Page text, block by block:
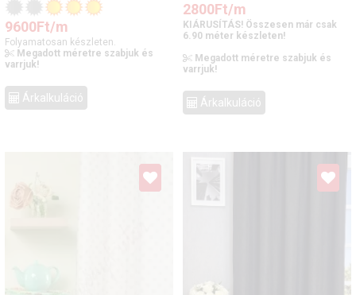
9600Ft/m
Folyamatosan készleten.
Megadott méretre szabjuk és
varrjuk!
Árkalkuláció
2800Ft/m
KIÁRUSÍTÁS! Összesen már csak
6.90 méter készleten!
Megadott méretre szabjuk és
varrjuk!
Árkalkuláció